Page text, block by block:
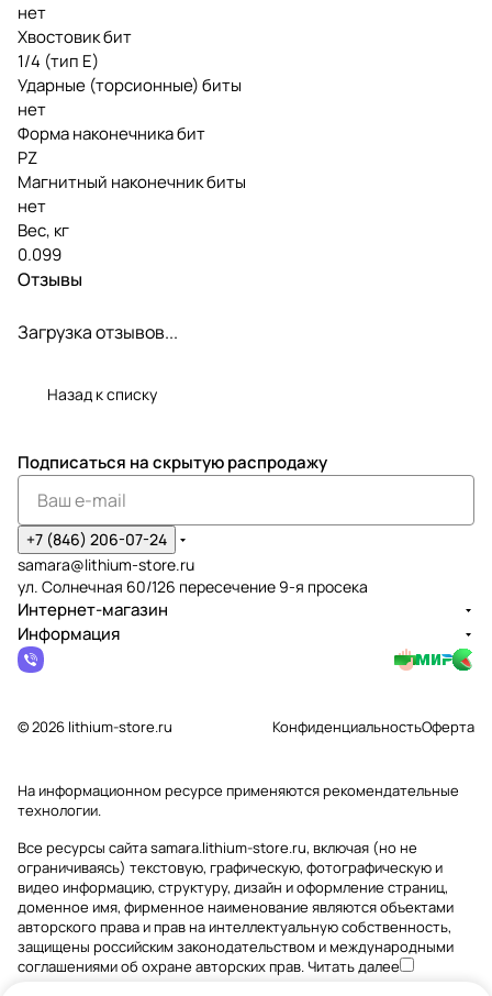
нет
Хвостовик бит
1/4 (тип Е)
Ударные (торсионные) биты
нет
Форма наконечника бит
PZ
Магнитный наконечник биты
нет
Вес, кг
0.099
Отзывы
Загрузка отзывов...
Назад к списку
Подписаться на скрытую распродажу
+7 (846) 206-07-24
samara@lithium-store.ru
ул. Солнечная 60/126 пересечение 9-я просека
Интернет-магазин
Информация
© 2026 lithium-store.ru КонфиденциальностьОферта
На информационном ресурсе применяютсярекомендательные
технологии.
Все ресурсы сайта samara.lithium-store.ru, включая (но не
ограничиваясь) текстовую, графическую, фотографическую и
видео информацию, структуру, дизайн и оформление страниц,
доменное имя, фирменное наименование являются объектами
авторского права и прав на интеллектуальную собственность,
защищены российским законодательством и международными
соглашениями об охране авторских прав.Читать далее